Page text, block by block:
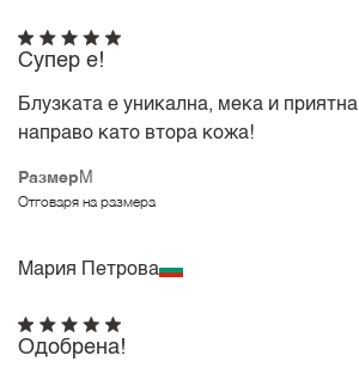
Размер M
Отговаря на размера
Супер е!
Блузката е уникална, мека и
направо като втора кожа!
Мария Петрова
Одобрена!